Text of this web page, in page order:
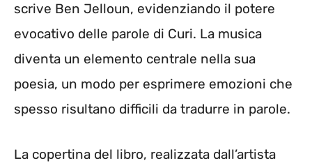
scrive Ben Jelloun, evidenziando il potere
evocativo delle parole di Curi. La musica
diventa un elemento centrale nella sua
poesia, un modo per esprimere emozioni che
spesso risultano difficili da tradurre in parole.
La copertina del libro, realizzata dall’artista